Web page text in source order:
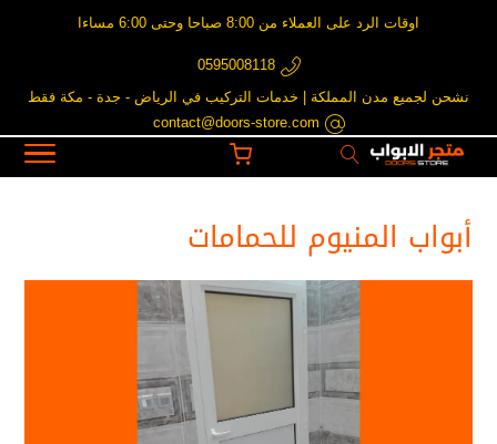
اوقات الرد على العملاء من 8:00 صباحا وحتى 6:00 مساءا
0595008118
نشحن لجميع مدن المملكة | خدمات التركيب في الرياض - جدة - مكة فقط
contact@doors-store.com
أبواب المنيوم للحمامات